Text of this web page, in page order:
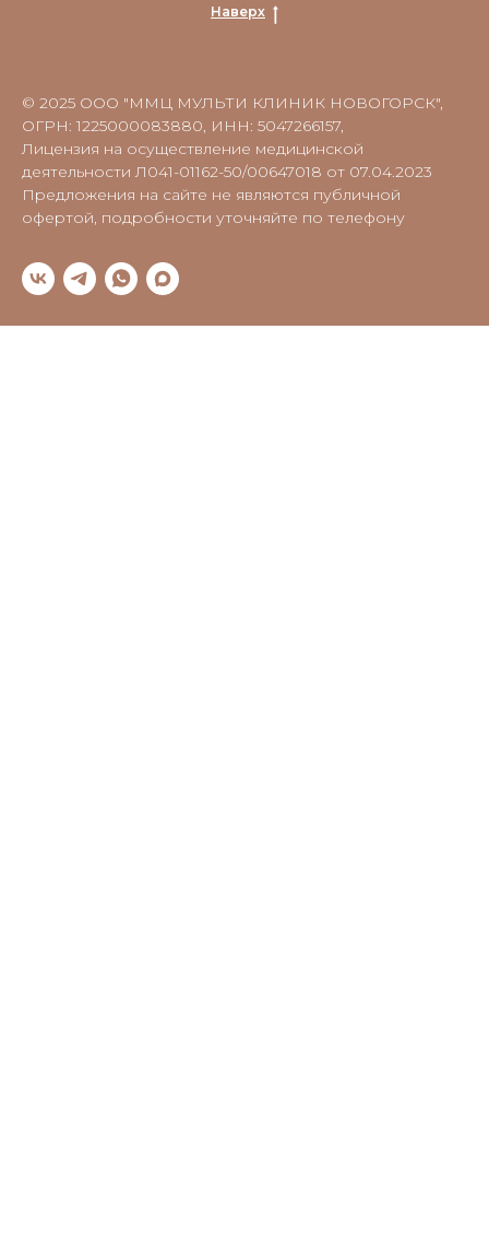
Наверх
© 2025 ООО "ММЦ МУЛЬТИ КЛИНИК НОВОГОРСК",
ОГРН: 1225000083880, ИНН: 5047266157,
Лицензия на осуществление медицинской
деятельности Л041-01162-50/00647018 от 07.04.2023
Предложения на сайте не являются публичной
офертой, подробности уточняйте по телефону